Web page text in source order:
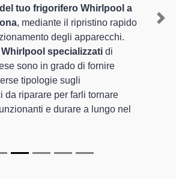
tuo frigorifero Whirlpool a
, mediante il ripristino rapido
degli apparecchi.
specializzati di
sono in grado di fornire
tipologie sugli
da riparare per farli tornare
e durare a lungo nel